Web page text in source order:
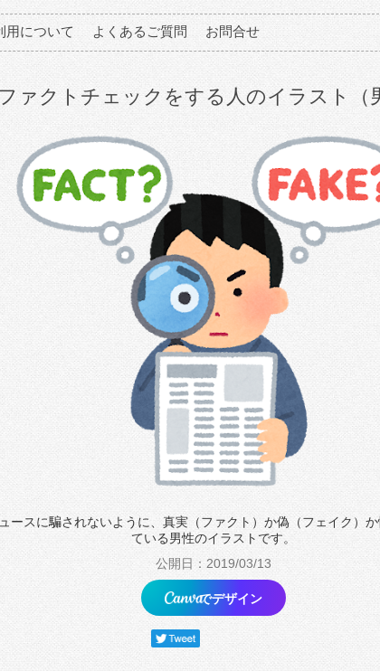
用について よくあるご質問 お問合せ
ファクトチェックをする人のイラスト（
ースに騙されないように、真実（ファクト）か偽（フェイク）
ている男性のイラストです。
公開日：2019/03/13
でデザイン